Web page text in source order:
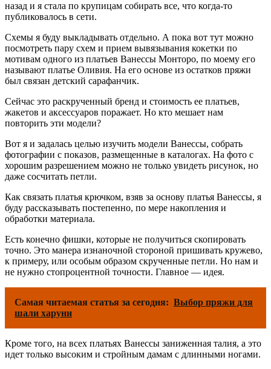
назад и я стала по крупицам собирать все, что когда-то
публиковалось в сети.
Схемы я буду выкладывать отдельно. А пока вот тут можно
посмотреть пару схем и прием вывязывания кокетки по
мотивам одного из платьев Ванессы Монторо, по моему его
называют платье Оливия. На его основе из остатков пряжи
был связан детский сарафанчик.
Сейчас это раскрученный бренд и стоимость ее платьев,
жакетов и аксессуаров поражает. Но кто мешает нам
повторить эти модели?
Вот я и задалась целью изучить модели Ванессы, собрать
фотографии с показов, размещенные в каталогах. На фото с
хорошим разрешением можно не только увидеть рисунок, но
даже сосчитать петли.
Как связать платья крючком, взяв за основу платья Ванессы, я
буду рассказывать постепенно, по мере накопления и
обработки материала.
Есть конечно фишки, которые не получиться скопировать
точно. Это манера изнаночной стороной пришивать кружево,
к примеру, или особым образом скрученные петли. Но нам и
не нужно стопроцентной точности. Главное — идея.
Самая читаемая статья за сегодня: Выбор пряжи для
шали харуни
Кроме того, на всех платьях Ванессы заниженная талия, а это
идет только высоким и стройным дамам с длинными ногами.